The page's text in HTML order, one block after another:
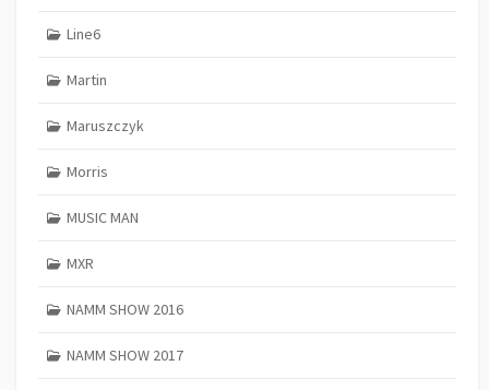
Line6
Martin
Maruszczyk
Morris
MUSIC MAN
MXR
NAMM SHOW 2016
NAMM SHOW 2017